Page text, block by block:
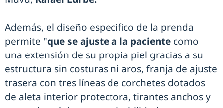
Además, el diseño especifico de la prenda
permite "que se ajuste a la paciente como
una extensión de su propia piel gracias a su
estructura sin costuras ni aros, franja de ajuste
trasera con tres líneas de corchetes dotados
de aleta interior protectora, tirantes anchos y